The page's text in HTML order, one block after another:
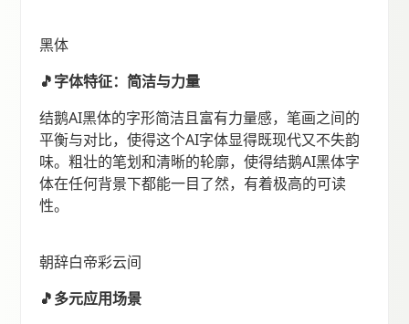
黑体
🎵字体特征：简洁与力量
结鹅AI黑体的字形简洁且富有力量感，笔画之间的
平衡与对比，使得这个AI字体显得既现代又不失韵
味。粗壮的笔划和清晰的轮廓，使得结鹅AI黑体字
体在任何背景下都能一目了然，有着极高的可读
性。
朝辞白帝彩云间
🎵多元应用场景